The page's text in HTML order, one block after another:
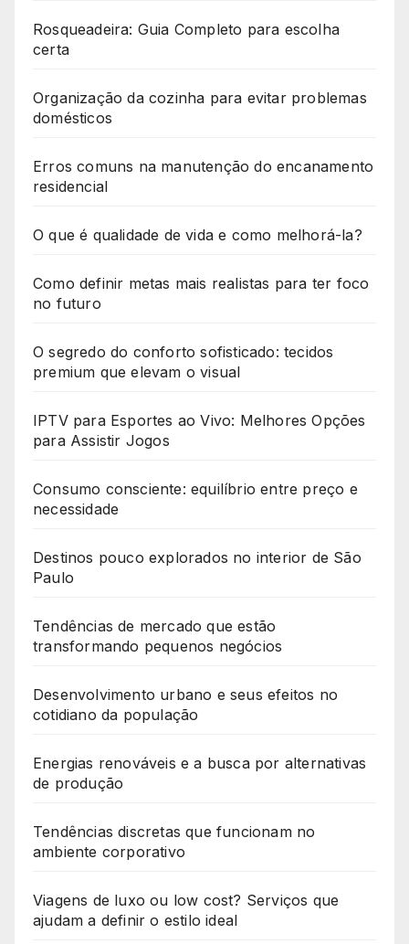
Rosqueadeira: Guia Completo para escolha
certa
Organização da cozinha para evitar problemas
domésticos
Erros comuns na manutenção do encanamento
residencial
O que é qualidade de vida e como melhorá-la?
Como definir metas mais realistas para ter foco
no futuro
O segredo do conforto sofisticado: tecidos
premium que elevam o visual
IPTV para Esportes ao Vivo: Melhores Opções
para Assistir Jogos
Consumo consciente: equilíbrio entre preço e
necessidade
Destinos pouco explorados no interior de São
Paulo
Tendências de mercado que estão
transformando pequenos negócios
Desenvolvimento urbano e seus efeitos no
cotidiano da população
Energias renováveis e a busca por alternativas
de produção
Tendências discretas que funcionam no
ambiente corporativo
Viagens de luxo ou low cost? Serviços que
ajudam a definir o estilo ideal